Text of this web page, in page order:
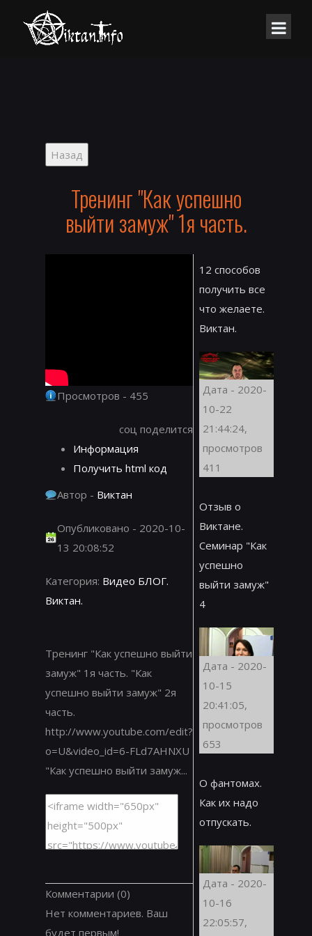
Тренинг "Как успешно
выйти замуж" 1я часть.
Просмотров - 455
соц поделится
Информация
Получить html код
Автор - Виктан
Опубликовано - 2020-10-
13 20:08:52
Категория: Видео БЛОГ.
Виктан.
Тренинг "Как успешно выйти
замуж" 1я часть. "Как
успешно выйти замуж" 2я
часть.
http://www.youtube.com/edit?
o=U&video_id=6-FLd7AHNXU
"Как успешно выйти замуж...
Комментарии (0)
Нет комментариев. Ваш
будет первым!
12 способов
получить все
что желаете.
Виктан.
Дата - 2020-
10-22
21:44:24,
просмотров
411
Отзыв о
Виктане.
Семинар "Как
успешно
выйти замуж"
4
Дата - 2020-
10-15
20:41:05,
просмотров
653
О фантомах.
Как их надо
отпускать.
Дата - 2020-
10-16
22:05:57,